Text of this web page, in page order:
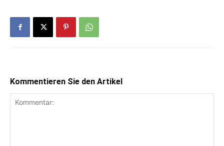
Kommentieren Sie den Artikel